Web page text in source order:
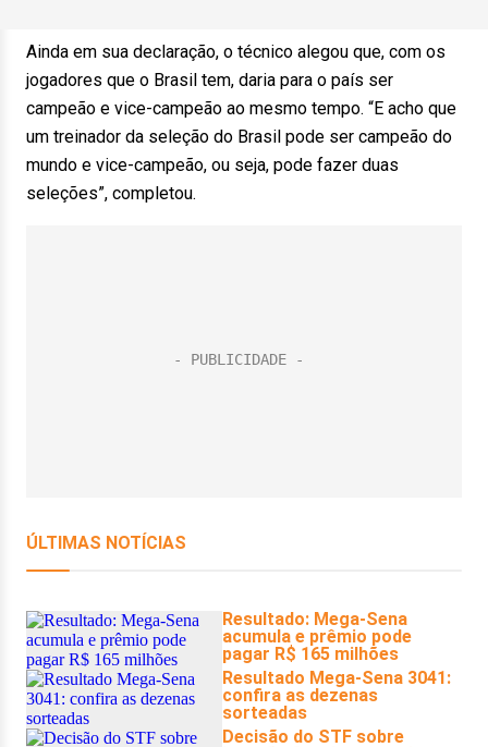
Ainda em sua declaração, o técnico alegou que, com os
jogadores que o Brasil tem, daria para o país ser
campeão e vice-campeão ao mesmo tempo. “E acho que
um treinador da seleção do Brasil pode ser campeão do
mundo e vice-campeão, ou seja, pode fazer duas
seleções”, completou.